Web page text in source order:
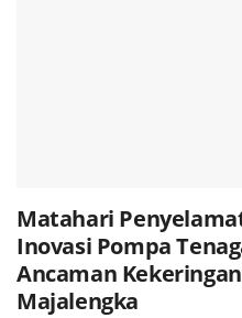
Matahari
Inovasi Pompa
Ancaman
Majalengka